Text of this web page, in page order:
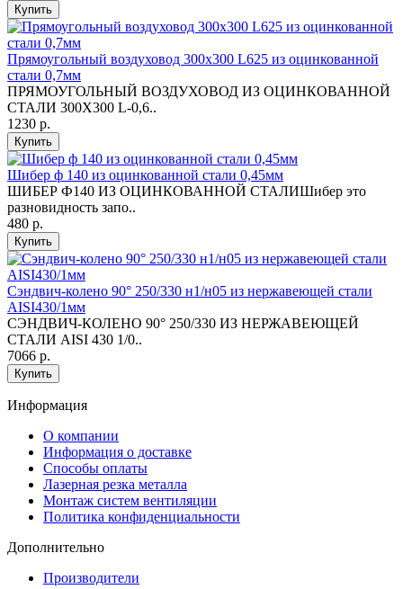
Купить
Прямоугольный воздуховод 300х300 L625 из оцинкованной
стали 0,7мм
ПРЯМОУГОЛЬНЫЙ ВОЗДУХОВОД ИЗ ОЦИНКОВАННОЙ
СТАЛИ 300Х300 L-0,6..
1230 р.
Купить
Шибер ф 140 из оцинкованной стали 0,45мм
ШИБЕР Ф140 ИЗ ОЦИНКОВАННОЙ СТАЛИШибер это
разновидность запо..
480 р.
Купить
Сэндвич-колено 90° 250/330 н1/н05 из нержавеющей стали
AISI430/1мм
СЭНДВИЧ-КОЛЕНО 90° 250/330 ИЗ НЕРЖАВЕЮЩЕЙ
СТАЛИ AISI 430 1/0..
7066 р.
Купить
Информация
O компании
Информация о доставке
Способы оплаты
Лазерная резка металла
Монтаж систем вентиляции
Политика конфиденциальности
Дополнительно
Производители